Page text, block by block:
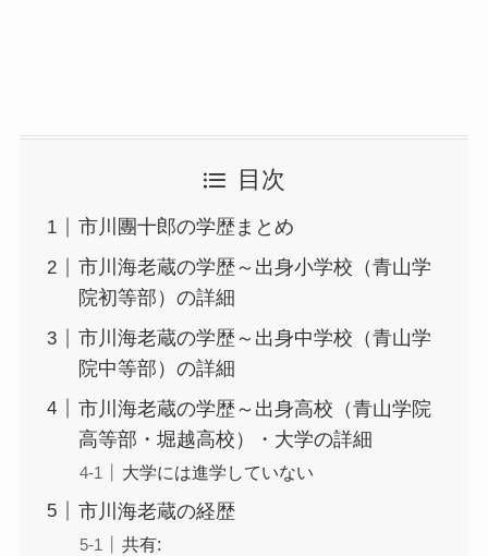
目次
市川團十郎の学歴まとめ
市川海老蔵の学歴～出身小学校（青山学
院初等部）の詳細
市川海老蔵の学歴～出身中学校（青山学
院中等部）の詳細
市川海老蔵の学歴～出身高校（青山学院
高等部・堀越高校）・大学の詳細
大学には進学していない
市川海老蔵の経歴
共有: